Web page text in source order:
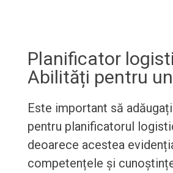
Planificator
Abilități pentru
Este important să
pentru planificatorul
deoarece acestea
competențele și